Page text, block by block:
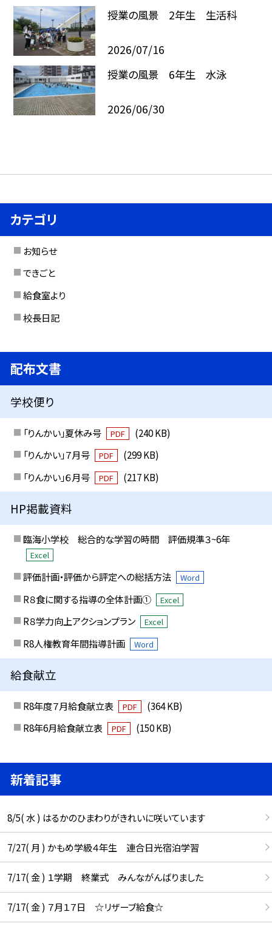
授業の風景 2年生 生活科
2026/07/16
授業の風景 6年生 水泳
2026/06/30
カテゴリ
お知らせ
できごと
給食室より
校長日記
配布文書
学校便り
「りんかい」夏休み号 PDF
(240 KB)
「りんかい」７月号
PDF
(299 KB)
「りんかい」６月号
PDF (217 KB)
HP掲載資料
臨海小学校 総合的な学習の時間 評価規準３~6年
Excel
評価計画・評価から評定への総括方法 Word
R８食に関する指導の全体計画① Excel
R８学力向上アクションプラン Excel
R8人権教育年間指導計画 Word
給食献立
R8年度７月給食献立表 PDF
(364 KB)
R8年6月給食献立表
PDF (150 KB)
新着記事
8/5( 水 ) はるかのひまわりがきれいに咲いています
7/27( 月 ) かもめ学級４年生 連合日光宿泊学習
7/17( 金 ) １学期 終業式 みんながんばりました
7/17( 金 ) ７月１７日 ☆リザーブ給食☆